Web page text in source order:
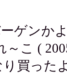
ゲンか
～こ (
買った